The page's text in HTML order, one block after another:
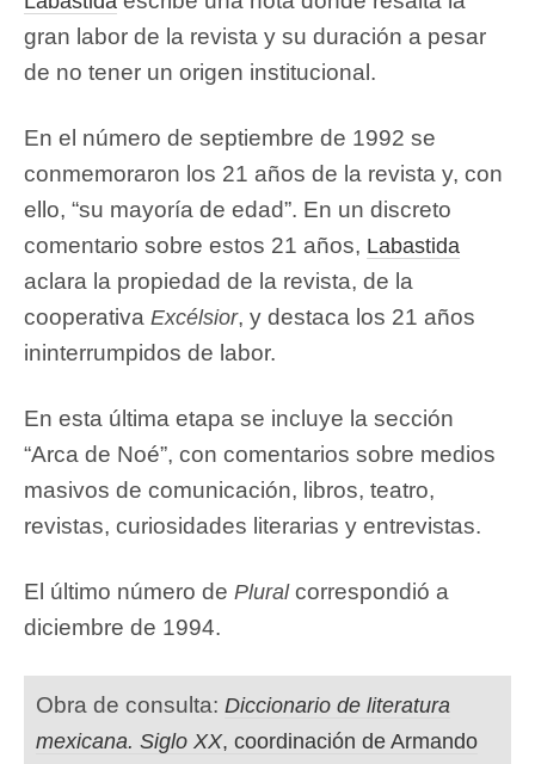
gran labor de la revista y su duración a pesar
de no tener un origen institucional.
En el número de septiembre de 1992 se
conmemoraron los 21 años de la revista y, con
ello, “su mayoría de edad”. En un discreto
comentario sobre estos 21 años, Labastida
aclara la propiedad de la revista, de la
cooperativa Excélsior, y destaca los 21 años
ininterrumpidos de labor.
En esta última etapa se incluye la sección
“Arca de Noé”, con comentarios sobre medios
masivos de comunicación, libros, teatro,
revistas, curiosidades literarias y entrevistas.
El último número de Pluralcorrespondió a
diciembre de 1994.
Obra de consulta: Diccionario de literatura
mexicana. Siglo XX, coordinación de Armando